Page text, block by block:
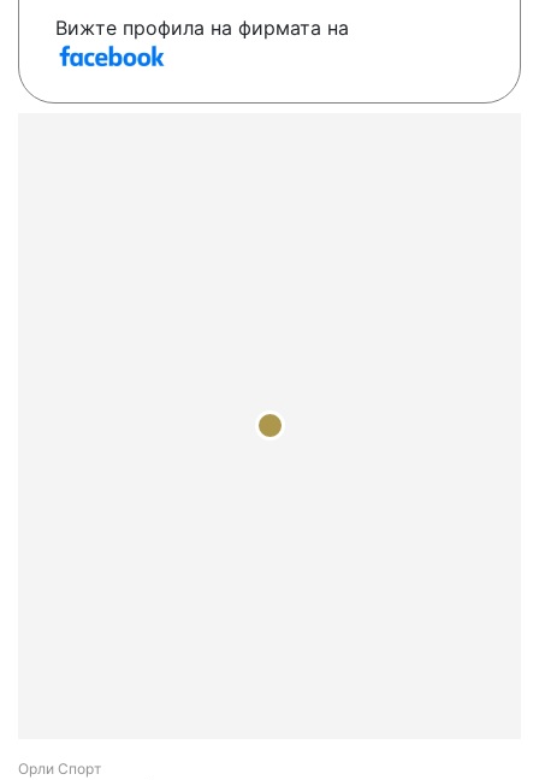
Вижте профила на фирмата на
Орли Спорт